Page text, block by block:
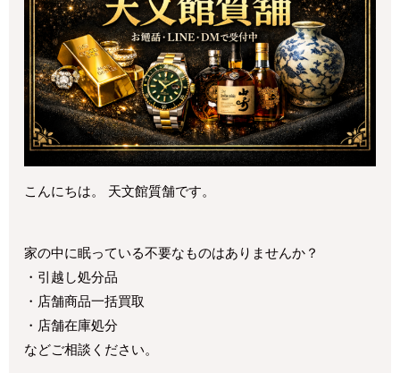
こんにちは。 天文館質舗です。
家の中に眠っている不要なものはありませんか？
・引越し処分品
・店舗商品一括買取
・店舗在庫処分
などご相談ください。